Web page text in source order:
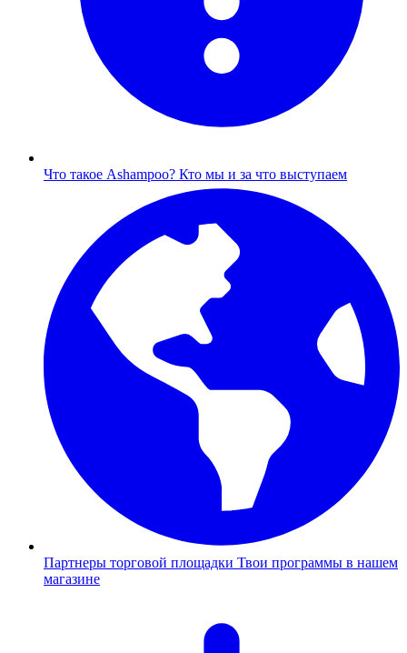
Что такое Ashampoo? Кто мы и за что выступаем
Партнеры торговой площадки Твои программы в нашем
магазине